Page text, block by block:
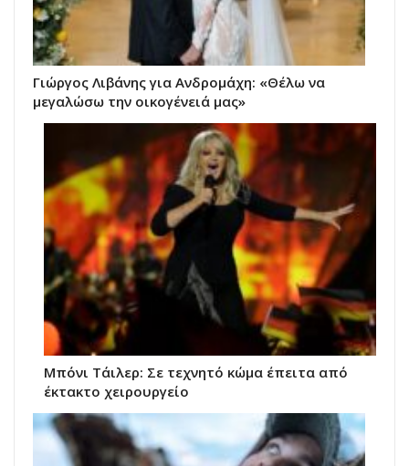
Γιώργος Λιβάνης για Ανδρομάχη: «Θέλω να
μεγαλώσω την οικογένειά μας»
Μπόνι Τάιλερ: Σε τεχνητό κώμα έπειτα από
έκτακτο χειρουργείο